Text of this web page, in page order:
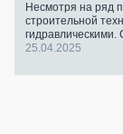
Несмотря на ряд
строительной
гидравлическими.
25.04.2025